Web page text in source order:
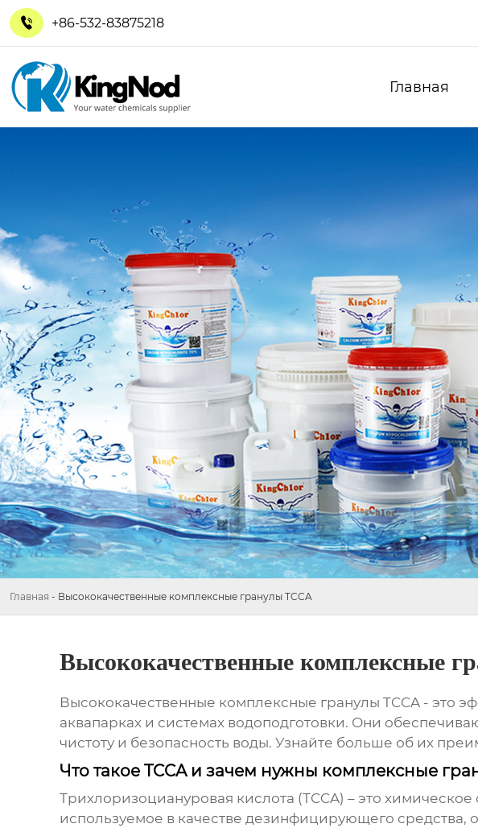
 +86-532-83875218
Главная
Главная - Высококачественные комплексные гранулы TCCA
Высококачественные комплексные
Высококачественные комплексные гранулы TCCA- это
аквапарках и системах водоподготовки. Они
чистоту и безопасность воды. Узнайте больше об их
Что такое TCCA и зачем нужны комплексные
Трихлоризоциануровая кислота (TCCA) – это
используемое в качестве дезинфицирующего